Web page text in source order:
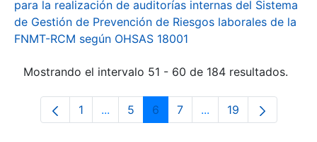
para la realización de auditorías internas del Sistema
de Gestión de Prevención de Riesgos laborales de la
FNMT-RCM según OHSAS 18001
Mostrando el intervalo 51 - 60 de 184 resultados.
Página
1 ...Páginas intermedias Use TAB para
Página
5 Página
6 Página
7 ...Páginas intermedias
Página
19